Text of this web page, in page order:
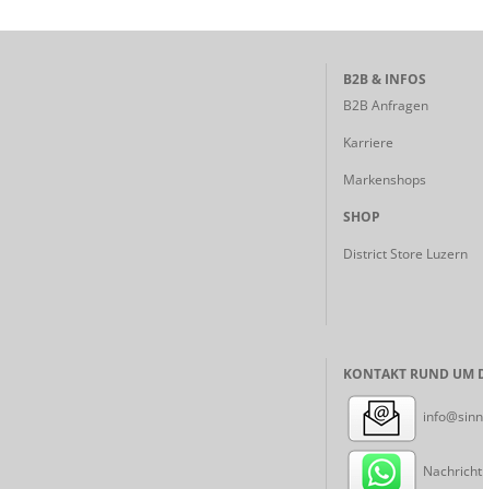
B2B & INFOS
B2B Anfragen
Karriere
Markenshops
SHOP
District Store Luzern
KONTAKT RUND UM
Nachricht: